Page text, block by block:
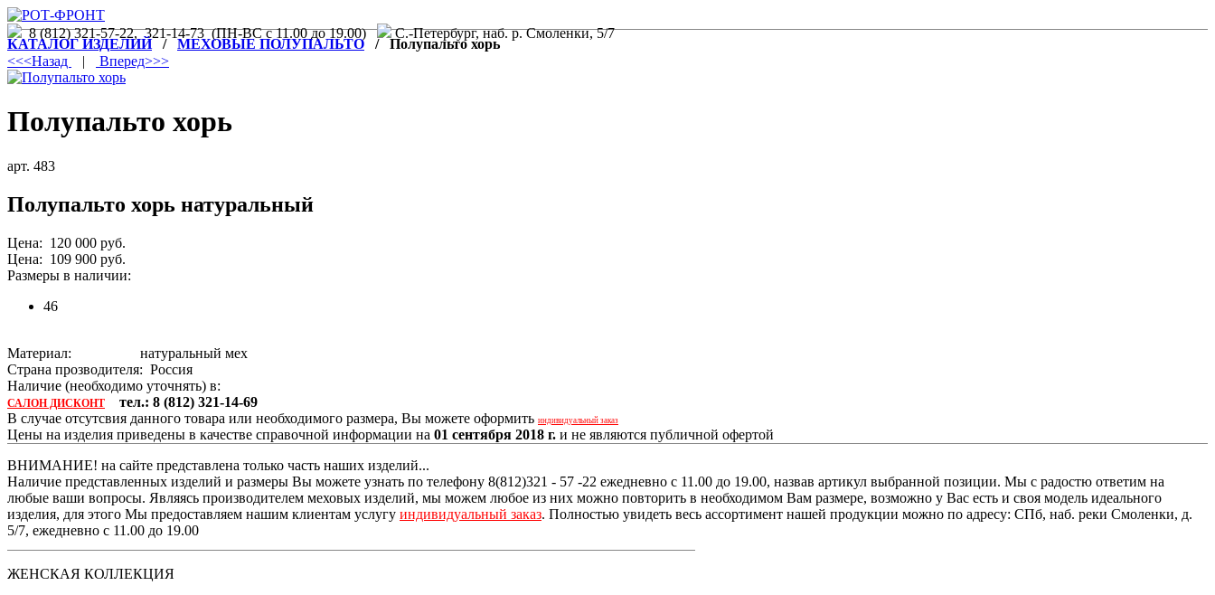
8 (812) 321-57-22, 321-14-73 (ПН-ВС с 11.00 до 19.00) С.-Петербург, наб. р. Смоленки, 5/7
КАТАЛОГ ИЗДЕЛИЙ/ МЕХОВЫЕ ПОЛУПАЛЬТО/ Полупальто хорь
<<<Назад
| Вперед>>>
Полупальто хорь
арт. 483
Полупальто хорь натуральный
Цена: 120 000 руб.
Цена: 109 900 руб.
Размеры в наличии:
46
Материал: натуральный мех
Страна прозводителя: Россия
Наличие (необходимо уточнять) в:
САЛОН ДИСКОНТ
тел.: 8 (812) 321-14-69
В случае отсутсвия данного товара или необходимого размера, Вы можете оформить индивидуальный заказ
Цены на изделия приведены в качестве справочной информации на 01 сентября 2018 г. и не являются публичной офертой
ВНИМАНИЕ! на сайте представлена только часть наших изделий...
Наличие представленных изделий и размеры Вы можете узнать по телефону 8(812)321 - 57 -22 ежедневно с 11.00 до 19.00, назвав артикул выбранной позиции. Мы с радостю ответим на
любые ваши вопросы. Являясь производителем меховых изделий, мы можем любое из них можно повторить в необходимом Вам размере, возможно у Вас есть и своя модель идеального
изделия, для этого Мы предоставляем нашим клиентам услугу индивидуальный заказ. Полностью увидеть весь ассортимент нашей продукции можно по адресу: СПб, наб. реки Смоленки, д.
5/7, ежедневно с 11.00 до 19.00
ЖЕНСКАЯ КОЛЛЕКЦИЯ